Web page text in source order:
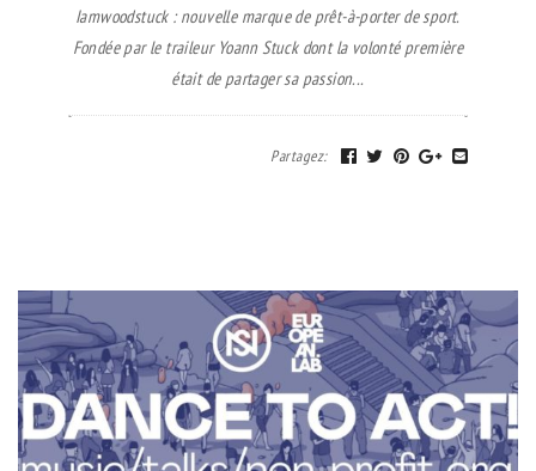
Iamwoodstuck : nouvelle marque de prêt-à-porter de sport.
Fondée par le traileur Yoann Stuck dont la volonté première
était de partager sa passion...
Partagez: